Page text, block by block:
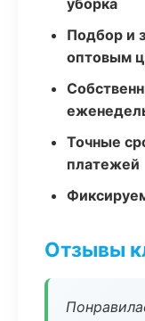
уборка
Подбор и
оптовым
Точные
платежей
Отзывы